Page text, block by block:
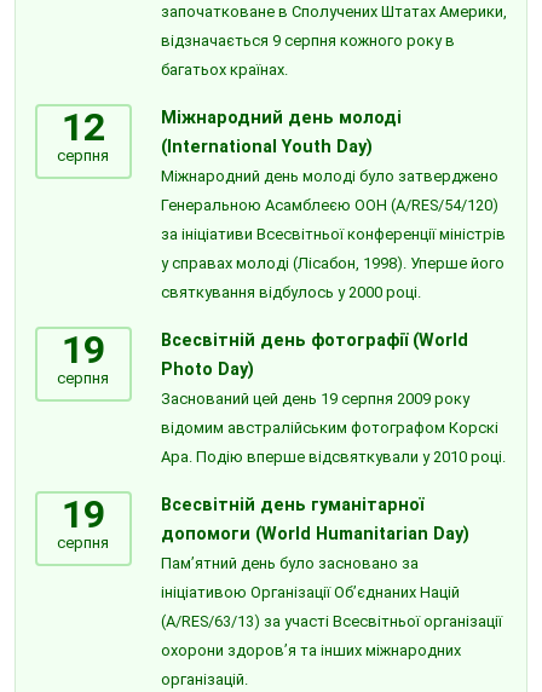
започатковане в Сполучених Штатах Америки,
відзначається 9 серпня кожного року в
багатьох країнах.
12
серпня
Міжнародний день молоді
(International Youth Day)
Міжнародний день молоді було затверджено
Генеральною Асамблеєю ООН (A/RES/54/120)
за ініціативи Всесвітньої конференції міністрів
у справах молоді (Лісабон, 1998). Уперше його
святкування відбулось у 2000 році.
19
серпня
Всесвітній день фотографії (World
Photo Day)
Заснований цей день 19 серпня 2009 року
відомим австралійським фотографом Корскі
Ара. Подію вперше відсвяткували у 2010 році.
19
серпня
Всесвітній день гуманітарної
допомоги (World Humanitarian Day)
Пам’ятний день було засновано за
ініціативою Організації Об’єднаних Націй
(A/RES/63/13) за участі Всесвітньої організації
охорони здоров’я та інших міжнародних
організацій.